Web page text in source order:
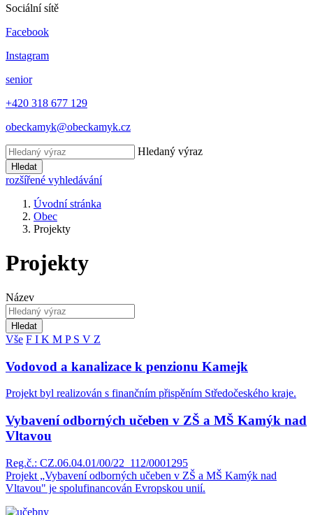
Sociální sítě
Facebook
Instagram
senior
+420 318 677 129
obeckamyk@obeckamyk.cz
Hledaný výraz
Hledat
rozšířené vyhledávání
Úvodní stránka
Obec
Projekty
Projekty
Název
Hledat
Vše F I K M P S V Z
Vodovod a kanalizace k penzionu Kamejk
Projekt byl realizován s finančním přispěním Středočeského kraje.
Vybavení odborných učeben v ZŠ a MŠ Kamýk nad
Vltavou
Reg.č.: CZ.06.04.01/00/22_112/0001295
Projekt „Vybavení odborných učeben v ZŠ a MŠ Kamýk nad
Vltavou" je spolufinancován Evropskou unií.